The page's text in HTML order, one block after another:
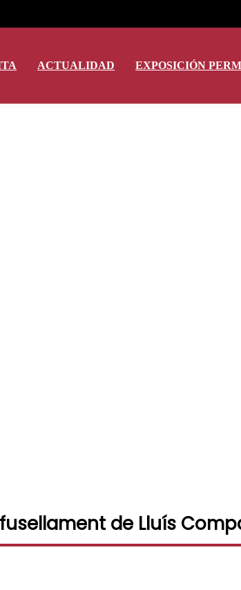
ACTUALIDAD EXPOSICIÓN
de Lluís